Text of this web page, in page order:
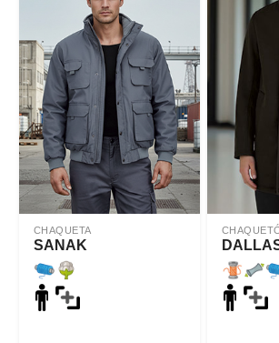
CHAQUETA
SANAK